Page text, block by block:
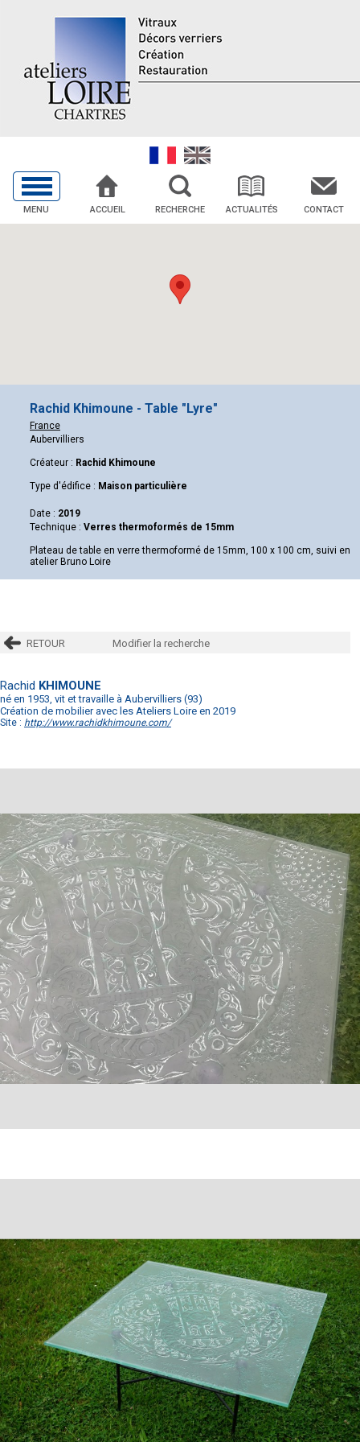
MENU ACCUEIL RECHERCHE ACTUALITÉS CONTACT
Rachid Khimoune - Table "Lyre"
France
Aubervilliers
Créateur : Rachid Khimoune
Type d'édifice : Maison particulière
Date : 2019
Technique : Verres thermoformés de 15mm
Plateau de table en verre thermoformé de 15mm, 100 x 100 cm, suivi en
atelier Bruno Loire
RETOUR Modifier la recherche
Rachid KHIMOUNE
né en 1953, vit et travaille à Aubervilliers (93)
Création de mobilier avec les Ateliers Loire en 2019
Site : http://www.rachidkhimoune.com/